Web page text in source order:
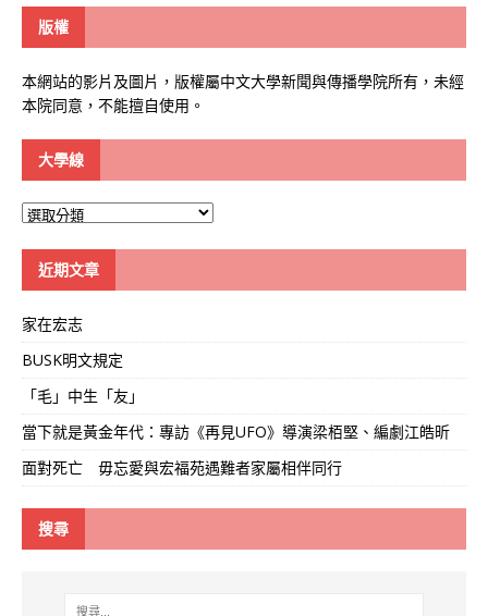
版權
本網站的影片及圖片，版權屬中文大學新聞與傳播學院所有，未經
本院同意，不能擅自使用。
大學線
大
近期文章
家在宏志
BUSK明文規定
「毛」中生「友」
當下就是黃金年代：專訪《再見UFO》導演梁栢堅、編劇江皓昕
面對死亡 毋忘愛與宏福苑遇難者家屬相伴同行
搜尋